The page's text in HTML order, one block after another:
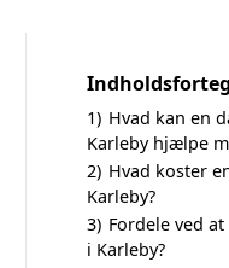
1) Hvad kan en
Karleby hjælpe
2) Hvad koster
Karleby?
3) Fordele ved
i Karleby?